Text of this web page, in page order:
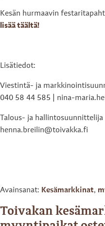
Kesän hurmaavin
lisää täältä!
Lisätiedot:
Viestintä- ja
040 58 44 585 | nina-
Talous- ja
henna.breilin@toivakka.fi
Avainsanat: Kesämarkkinat,
Toivakan